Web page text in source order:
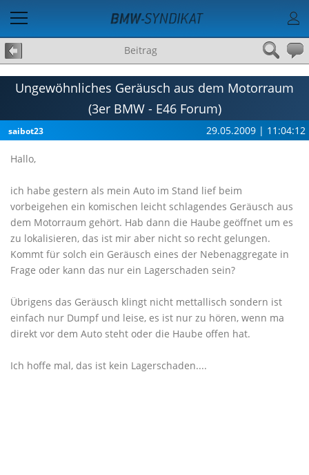
Beitrag
Ungewöhnliches Geräusch aus dem Motorraum
(3er BMW - E46 Forum)
saibot23 29.05.2009 | 11:04:12
Hallo,
ich habe gestern als mein Auto im Stand lief beim
vorbeigehen ein komischen leicht schlagendes Geräusch aus
dem Motorraum gehört. Hab dann die Haube geöffnet um es
zu lokalisieren, das ist mir aber nicht so recht gelungen.
Kommt für solch ein Geräusch eines der Nebenaggregate in
Frage oder kann das nur ein Lagerschaden sein?
Übrigens das Geräusch klingt nicht mettallisch sondern ist
einfach nur Dumpf und leise, es ist nur zu hören, wenn ma
direkt vor dem Auto steht oder die Haube offen hat.
Ich hoffe mal, das ist kein Lagerschaden....